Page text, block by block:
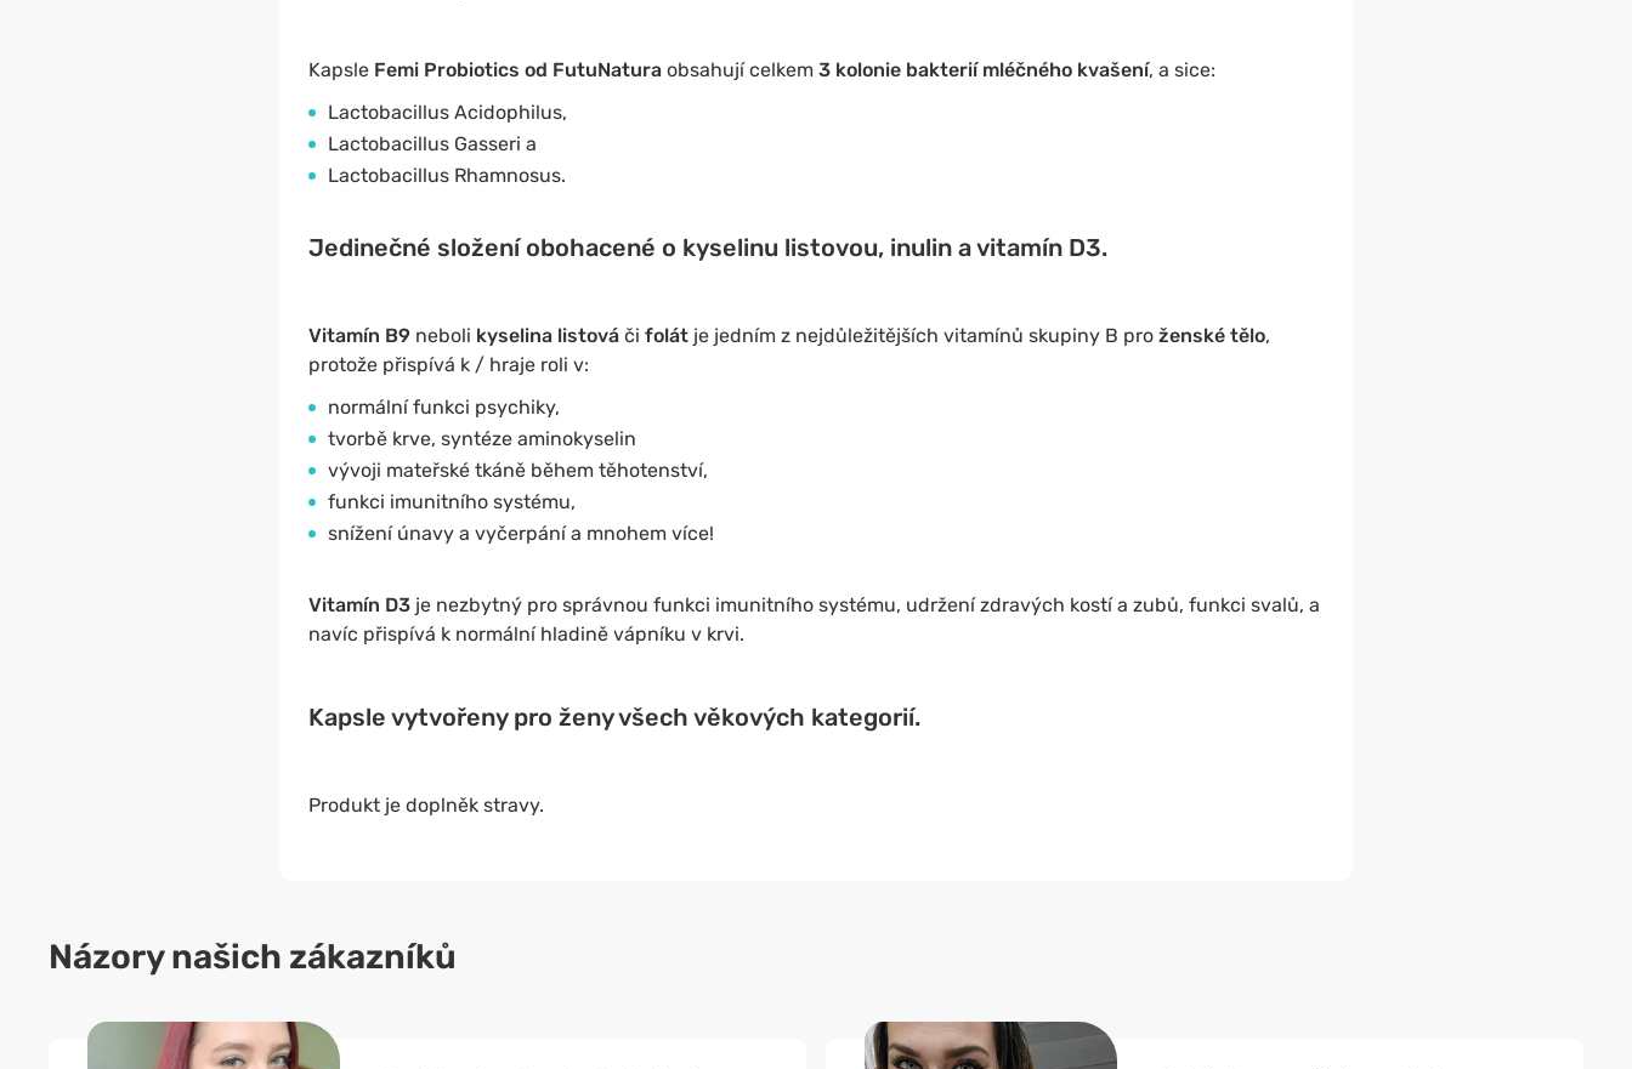
Kapsle Femi Probiotics od FutuNatura obsahují celkem 3 kolonie bakterií mléčného kvašení, a sice:
Lactobacillus Acidophilus,
Lactobacillus Gasseri a
Lactobacillus Rhamnosus.
Jedinečné složení obohacené o kyselinu listovou, inulin a vitamín D3.
Vitamín B9neboli kyselina listová či folát je jedním z nejdůležitějších vitamínů skupiny B pro ženské tělo,
protože přispívá k / hraje roli v:
normální funkci psychiky,
tvorbě krve, syntéze aminokyselin
vývoji mateřské tkáně během těhotenství,
funkci imunitního systému,
snížení únavy a vyčerpání a mnohem více!
Vitamín D3 je nezbytný pro správnou funkci imunitního systému, udržení zdravých kostí a zubů, funkci svalů, a
navíc přispívá k normální hladině vápníku v krvi.
Kapsle vytvořeny pro ženy všech věkových kategorií.
Produkt je doplněk stravy.
Názory našich zákazníků